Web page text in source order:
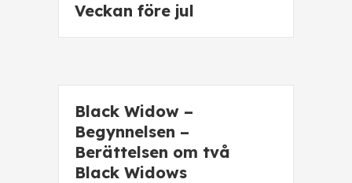
Veckan före jul
Black Widow –
Begynnelsen –
Berättelsen om två
Black Widows